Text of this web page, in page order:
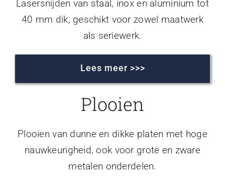
Lasersnijden van staal, inox en aluminium tot
40 mm dik, geschikt voor zowel maatwerk
als seriewerk.
Lees meer >>>
Plooien
Plooien van dunne en dikke platen met hoge
nauwkeurigheid, ook voor grote en zware
metalen onderdelen.